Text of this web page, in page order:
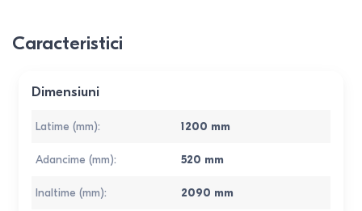
Caracteristici
Dimensiuni
Latime (mm): 1200 mm
Adancime (mm): 520 mm
Inaltime (mm): 2090 mm